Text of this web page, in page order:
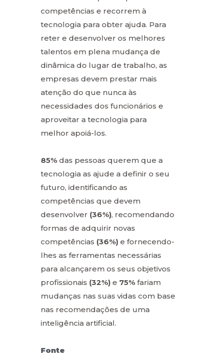
competências e recorrem à
tecnologia para obter ajuda. Para
reter e desenvolver os melhores
talentos em plena mudança de
dinâmica do lugar de trabalho, as
empresas devem prestar mais
atenção do que nunca às
necessidades dos funcionários e
aproveitar a tecnologia para
melhor apoiá-los.
85% das pessoas querem que a
tecnologia as ajude a definir o seu
futuro, identificando as
competências que devem
desenvolver (36%), recomendando
formas de adquirir novas
competências (36%) e fornecendo-
lhes as ferramentas necessárias
para alcançarem os seus objetivos
profissionais (32%) e 75% fariam
mudanças nas suas vidas com base
nas recomendações de uma
inteligência artificial.
Fonte